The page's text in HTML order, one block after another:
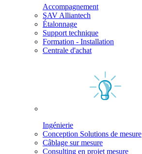
Accompagnement
SAV Alliantech
Étalonnage
Support technique
Formation - Installation
Centrale d'achat
Ingénierie
Conception Solutions de mesure
Câblage sur mesure
Consulting en projet mesure